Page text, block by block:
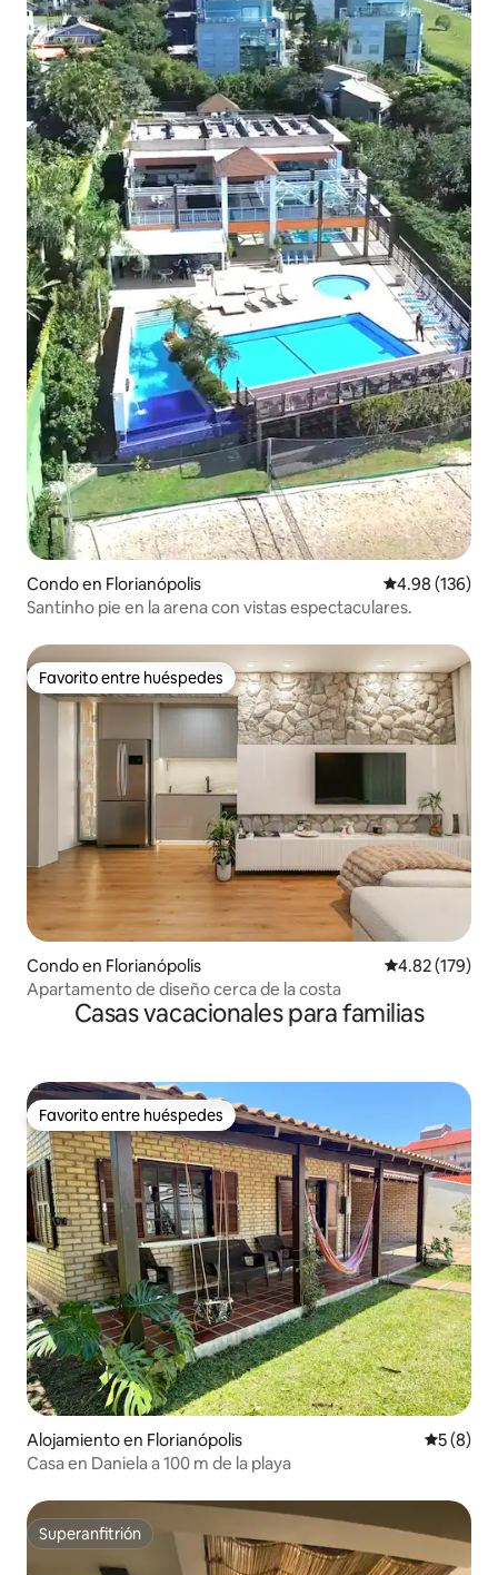
Condo en Florianópolis Calificación
4.98 (136)
Santinho pie en la arena con vistas espectaculares.
Favorito entre huéspedes
Favorito entre huéspedes
Condo en Florianópolis Calificación
4.82 (179)
Apartamento de diseño cerca de la costa
Casas vacacionales para familias
Favorito entre huéspedes
Favorito entre huéspedes
Alojamiento en Florianópolis
5 (8)
Casa en Daniela a 100 m de la playa
Superanfitrión
Superanfitrión